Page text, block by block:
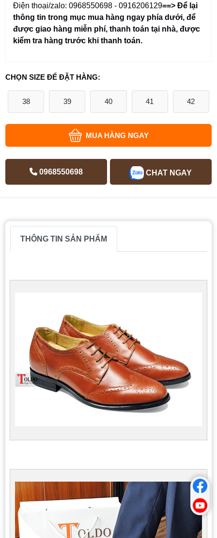
Điện thoại/zalo: 0968550698 - 0916206129==> Để lại
thông tin trong mục mua hàng ngay phía dưới,để
được giao hàng miễn phí, thanh toán tại nhà, được
kiểm tra hàng trước khi thanh toán.
CHỌN SIZE ĐỂ ĐẶT HÀNG:
38 39 40 41 42
MUA HÀNG NGAY
0968550698 CHAT NGAY
THÔNG TIN SẢN PHẨM